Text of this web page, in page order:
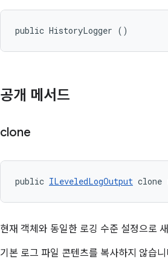
public HistoryLogger ()
공개 메서드
clone
public ILeveledLogOutput clone
현재 객체와 동일한 로깅 수준 설정으로 새
기본 로그 파일 콘텐츠를 복사하지 않습